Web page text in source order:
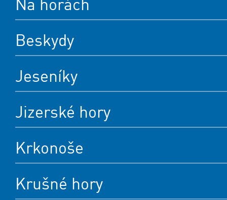
Na horách
Beskydy
Jeseníky
Jizerské hory
Krkonoše
Krušné hory